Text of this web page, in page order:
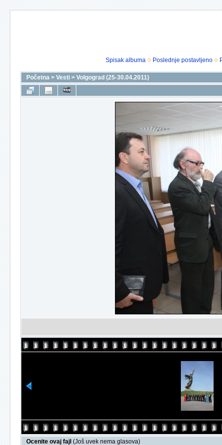
Spisak albuma Poslednje postavljeno
Početna > Vesti > Volgograd (25-30.04.2011)
Ocenite ovaj fajl (Još uvek nema glasova)